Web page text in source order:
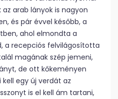
arab lányok is nagyon
és pár évvel később, a
ahol elmondta a
a recepciós felvilágosította
magának szép jemeni,
de ott kőkeményen
egy új verdát az
is el kell ám tartani,